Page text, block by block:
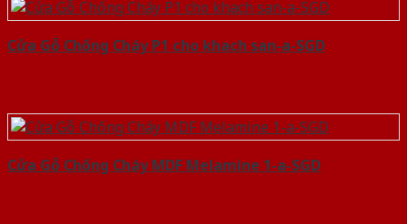
Cửa Gỗ Chống Cháy P1 cho khach san-a-SGD
Cửa Gỗ Chống Cháy MDF Melamine 1-a-SGD